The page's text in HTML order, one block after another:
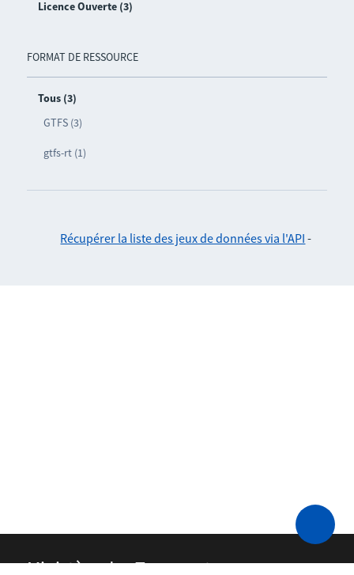
Licence Ouverte (3)
FORMAT DE RESSOURCE
Tous (3)
GTFS (3)
gtfs-rt (1)
Récupérer la liste des jeux de données via l'API -
Ministère des Transports